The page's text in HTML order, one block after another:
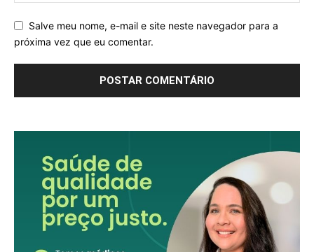
Salve meu nome, e-mail e site neste navegador para a
próxima vez que eu comentar.